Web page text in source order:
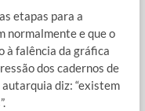
etapas para a
normalmente e que o
à falência da gráfica
dos cadernos de
autarquia diz: “existem